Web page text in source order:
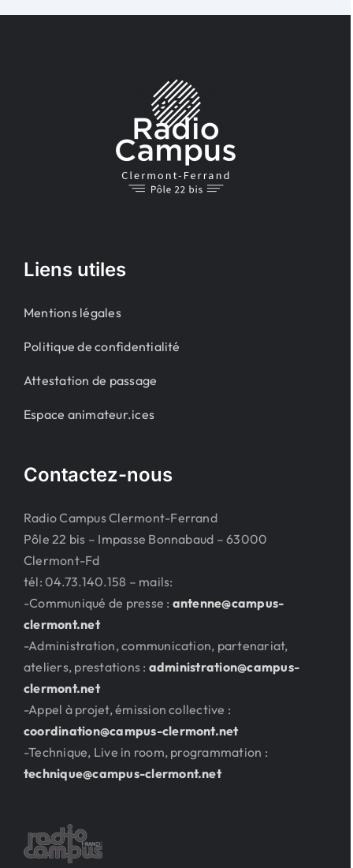
Liens utiles
Mentions légales
Politique de confidentialité
Attestation de passage
Espace animateur.ices
Contactez-nous
Radio Campus Clermont-Ferrand
Pôle 22 bis – Impasse Bonnabaud – 63000
Clermont-Fd
tél: 04.73.140.158 – mails:
-Communiqué de presse : antenne@campus-
clermont.net
-Administration, communication, partenariat,
ateliers, prestations : administration@campus-
clermont.net
-Appel à projet, émission collective :
coordination@campus-clermont.net
-Technique, Live in room, programmation :
technique@campus-clermont.net